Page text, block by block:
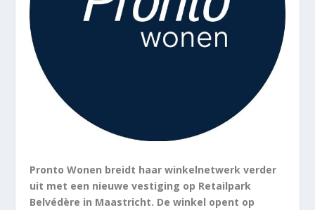
Pronto Wonen breidt haar winkelnetwerk verder
uit met een nieuwe vestiging op Retailpark
Belvédère in Maastricht. De winkel opent op